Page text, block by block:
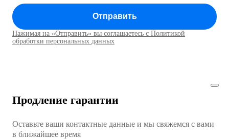
Коммутатор доступа MES1428
Коммутаторы доступа01
Коммутатор доступа MES1428
Коммутатор доступа MES1428
Отправить
Нажимая на «Отправить» вы соглашаетесь с Политикой
обработки персональных данных
Продление гарантии
Оставьте ваши контактные данные и мы свяжемся с вами
в ближайшее время